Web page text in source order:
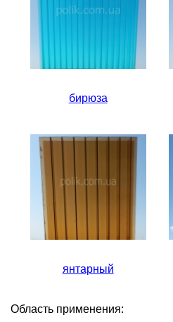
бирюза
янтарный
Область применения: